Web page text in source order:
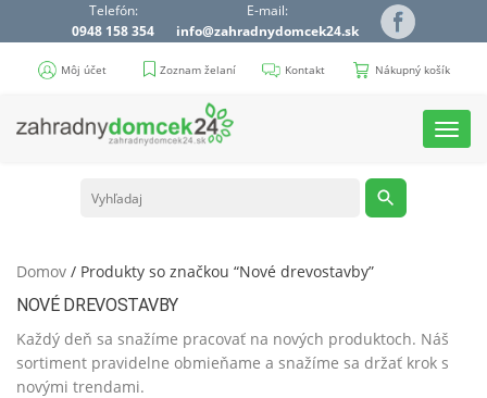
Telefón:
0948 158 354
E-mail:
info@zahradnydomcek24.sk
Môj účet Zoznam želaní Kontakt Nákupný košík
Toggle
Domov / Produkty so značkou “Nové drevostavby”
NOVÉ DREVOSTAVBY
Každý deň sa snažíme pracovať na nových produktoch. Náš
sortiment pravidelne obmieňame a snažíme sa držať krok s
novými trendami.